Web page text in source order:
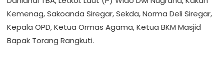
Kemenag, Sakoanda Siregar, Sekda, Norma Deli Siregar,
Kepala OPD, Ketua Ormas Agama, Ketua BKM Masjid
Bapak Torang Rangkuti.